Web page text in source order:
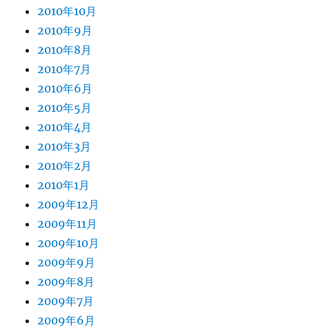
2010年10月
2010年9月
2010年8月
2010年7月
2010年6月
2010年5月
2010年4月
2010年3月
2010年2月
2010年1月
2009年12月
2009年11月
2009年10月
2009年9月
2009年8月
2009年7月
2009年6月